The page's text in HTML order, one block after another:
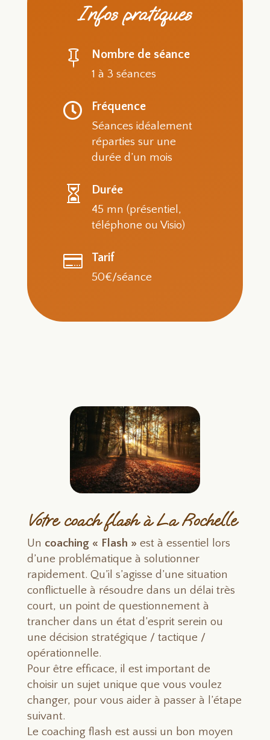
Infos pratiques
 Nombre de séance
1 à 3 séances
 Fréquence
Séances idéalement
réparties sur une
durée d’un mois
 Durée
45 mn (présentiel,
téléphone ou Visio)
 Tarif
50€/séance
Votre coach flash à La Rochelle
Un coaching « Flash » est à essentiel lors
d’une problématique à solutionner
rapidement. Qu’il s’agisse d’une situation
conflictuelle à résoudre dans un délai très
court, un point de questionnement à
trancher dans un état d’esprit serein ou
une décision stratégique / tactique /
opérationnelle.
Pour être efficace, il est important de
choisir un sujet unique que vous voulez
changer, pour vous aider à passer à l’étape
suivant.
Le coaching flash est aussi un bon moyen